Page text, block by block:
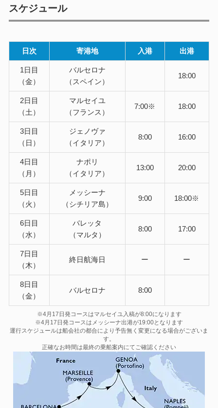
スケジュール
日次 寄港地 入港 出港
1日目
（金）
バルセロナ
（スペイン）
18:00
2日目
（土）
マルセイユ
（フランス）
7:00※ 18:00
3日目
（日）
ジェノヴァ
（イタリア）
8:00 16:00
4日目
（月）
ナポリ
（イタリア）
13:00 20:00
5日目
（火）
メッシーナ
（シチリア島）
9:00 18:00※
6日目
（水）
バレッタ
（マルタ）
8:00 17:00
7日目
（木）
終日航海日 ー ー
8日目
（金）
バルセロナ 8:00
※4月17日発コースはマルセイユ入稿が8:00になります
※4月17日発コースはメッシーナ出港が19:00となります
運行スケジュールは船会社の都合により予告無く変更になる場合がございま
す。
正確なお時間は最終の乗船案内にてご確認ください